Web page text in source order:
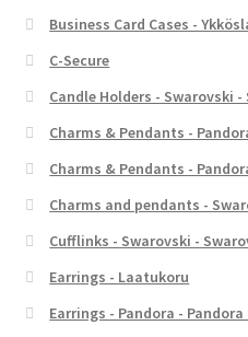
Business Card Cases -
C-Secure
Candle Holders - Swarovski
Charms & Pendants -
Charms & Pendants -
Charms and pendants -
Cufflinks - Swarovski -
Earrings - Laatukoru
Earrings - Pandora - Pandora